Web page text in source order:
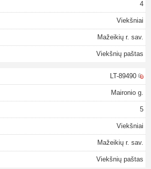
4
Viekšniai
Mažeikių r. sav.
Viekšnių paštas
LT-89490
Maironio g.
5
Viekšniai
Mažeikių r. sav.
Viekšnių paštas